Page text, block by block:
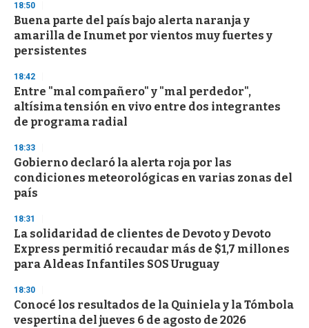
18:50
Buena parte del país bajo alerta naranja y
amarilla de Inumet por vientos muy fuertes y
persistentes
18:42
Entre "mal compañero" y "mal perdedor",
altísima tensión en vivo entre dos integrantes
de programa radial
18:33
Gobierno declaró la alerta roja por las
condiciones meteorológicas en varias zonas del
país
18:31
La solidaridad de clientes de Devoto y Devoto
Express permitió recaudar más de $1,7 millones
para Aldeas Infantiles SOS Uruguay
18:30
Conocé los resultados de la Quiniela y la Tómbola
vespertina del jueves 6 de agosto de 2026